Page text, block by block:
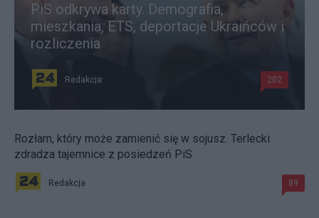
PiS odkrywa karty. Demografia,
mieszkania, ETS, deportacje Ukraińców i
rozliczenia
Redakcja 202
Rozłam, który może zamienić się w sojusz. Terlecki
zdradza tajemnice z posiedzeń PiS
Redakcja 89